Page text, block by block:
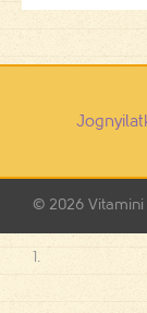
© 2026 Vitamini
1.